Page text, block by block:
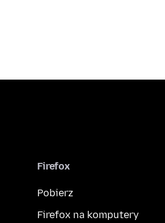
Firefox
Pobierz
Firefox na komputery